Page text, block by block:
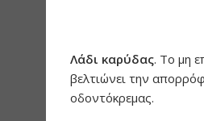
Λάδι καρύδας. Το μη
βελτιώνει την
οδοντόκρεμας.